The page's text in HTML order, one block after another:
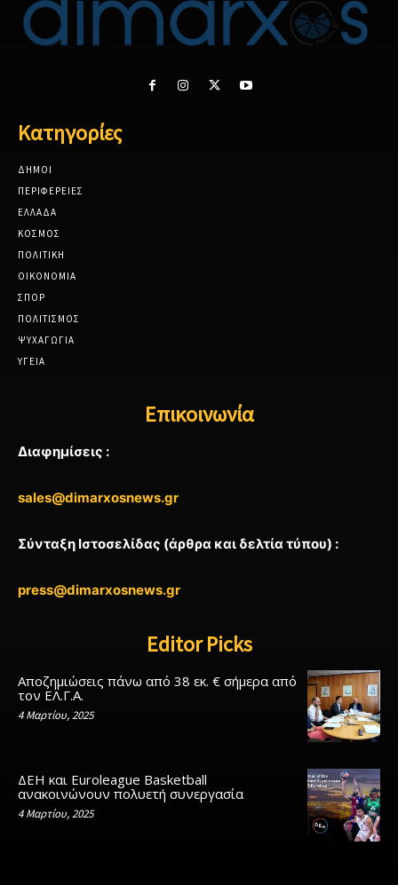
Κατηγορίες
ΔΗΜΟΙ
ΠΕΡΙΦΕΡΕΙΕΣ
ΕΛΛΑΔΑ
ΚΟΣΜΟΣ
ΠΟΛΙΤΙΚΗ
ΟΙΚΟΝΟΜΙΑ
ΣΠΟΡ
ΠΟΛΙΤΙΣΜΟΣ
ΨΥΧΑΓΩΓΙΑ
ΥΓΕΙΑ
Επικοινωνία
Διαφημίσεις :
sales@dimarxosnews.gr
Σύνταξη Ιστοσελίδας (άρθρα και δελτία τύπου) :
press@dimarxosnews.gr
Editor Picks
Αποζημιώσεις πάνω από 38 εκ. € σήμερα από
τον ΕΛ.Γ.Α.
4 Μαρτίου, 2025
ΔΕΗ και Euroleague Basketball
ανακοινώνουν πολυετή συνεργασία
4 Μαρτίου, 2025